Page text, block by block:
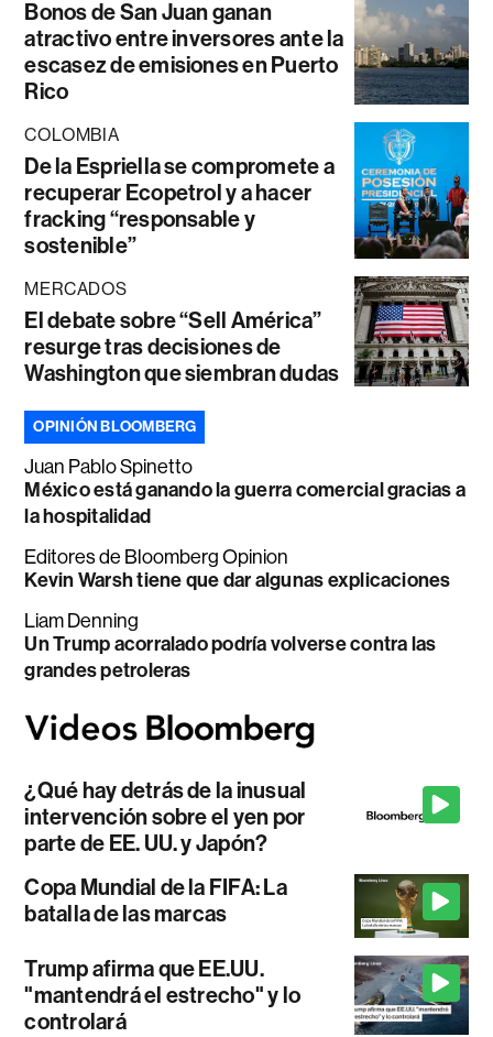
Bonos de San Juan ganan
atractivo entre inversores ante la
escasez de emisiones en Puerto
Rico
COLOMBIA
De la Espriella se compromete a
recuperar Ecopetrol y a hacer
fracking “responsable y
sostenible”
MERCADOS
El debate sobre “Sell América”
resurge tras decisiones de
Washington que siembran dudas
OPINIÓN BLOOMBERG
Juan Pablo Spinetto
México está ganando la guerra comercial gracias a
la hospitalidad
Editores de Bloomberg Opinion
Kevin Warsh tiene que dar algunas explicaciones
Liam Denning
Un Trump acorralado podría volverse contra las
grandes petroleras
¿Qué hay detrás de la inusual
intervención sobre el yen por
parte de EE. UU. y Japón?
Copa Mundial de la FIFA: La
batalla de las marcas
Trump afirma que EE.UU.
"mantendrá el estrecho" y lo
controlará